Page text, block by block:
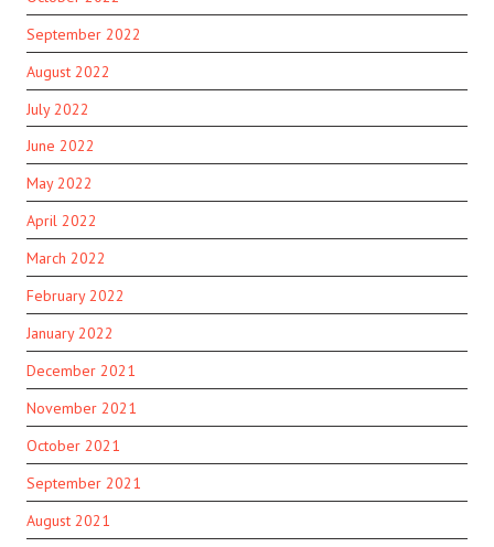
September 2022
August 2022
July 2022
June 2022
May 2022
April 2022
March 2022
February 2022
January 2022
December 2021
November 2021
October 2021
September 2021
August 2021